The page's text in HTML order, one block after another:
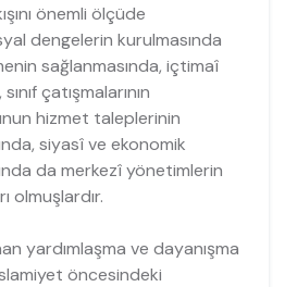
önemli ölçüde
dengelerin kurulmasında
sağlanmasında, içtimaî
çatışmalarının
hizmet taleplerinin
siyasî ve ekonomik
da merkezî yönetimlerin
olmuşlardır.
yardımlaşma ve dayanışma
öncesindeki